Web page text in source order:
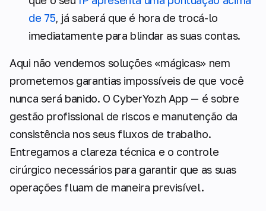
de 75, já saberá que é hora de trocá-lo
imediatamente para blindar as suas contas.
Aqui não vendemos soluções «mágicas» nem
prometemos garantias impossíveis de que você
nunca será banido. O CyberYozh App — é sobre
gestão profissional de riscos e manutenção da
consistência nos seus fluxos de trabalho.
Entregamos a clareza técnica e o controle
cirúrgico necessários para garantir que as suas
operações fluam de maneira previsível.